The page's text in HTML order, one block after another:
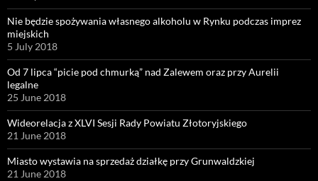
Nie będzie spożywania własnego alkoholu w Rynku podczas imprez
miejskich
5 July 2018
Od 7 lipca “picie pod chmurką” nad Zalewem oraz przy Aurelii
legalne
25 June 2018
Wideorelacja z XLVI Sesji Rady Powiatu Złotoryjskiego
21 June 2018
Miasto wystawia na sprzedaż działkę przy Grunwaldzkiej
21 June 2018